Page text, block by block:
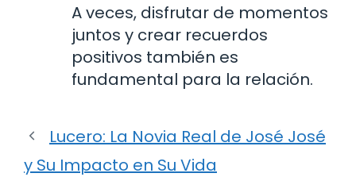
A veces, disfrutar de momentos
juntos y crear recuerdos
positivos también es
fundamental para la relación.
Lucero: La Novia Real de José José
y Su Impacto en Su Vida